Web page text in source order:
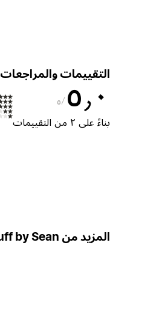
التقييمات والمراجعات
٥٫٠ ٥
بناءً على ٢ من التقييمات
المزيد من Stuff by Sean